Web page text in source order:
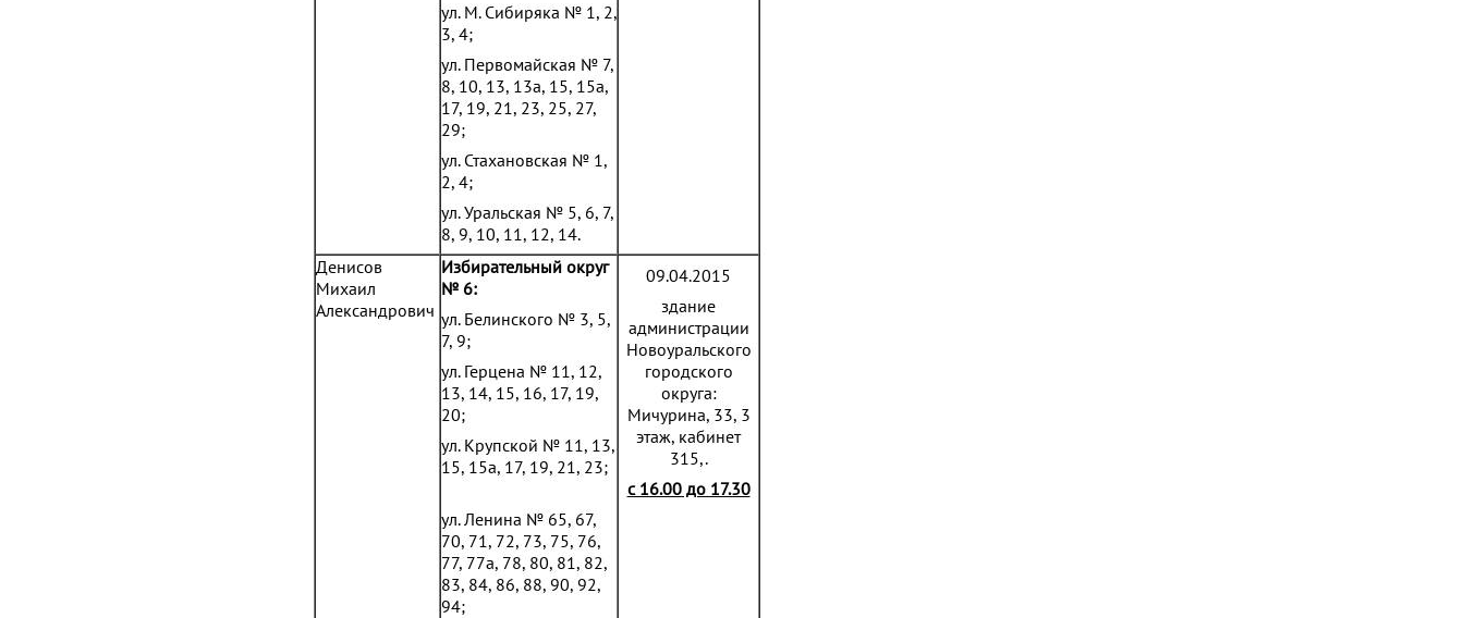
ул. М. Сибиряка № 1, 2,
3, 4;
ул. Первомайская № 7,
8, 10, 13, 13а, 15, 15а,
17, 19, 21, 23, 25, 27,
29;
ул. Стахановская № 1,
2, 4;
ул. Уральская № 5, 6, 7,
8, 9, 10, 11, 12, 14.
Денисов
Михаил
Александрович
Избирательный округ
№ 6:
ул. Белинского № 3, 5,
7, 9;
ул. Герцена № 11, 12,
13, 14, 15, 16, 17, 19,
20;
ул. Крупской № 11, 13,
15, 15а, 17, 19, 21, 23;
ул. Ленина № 65, 67,
70, 71, 72, 73, 75, 76,
77, 77а, 78, 80, 81, 82,
83, 84, 86, 88, 90, 92,
94;
09.04.2015
здание
администрации
Новоуральского
городского
округа:
Мичурина, 33, 3
этаж, кабинет
315,.
с 16.00 до 17.30